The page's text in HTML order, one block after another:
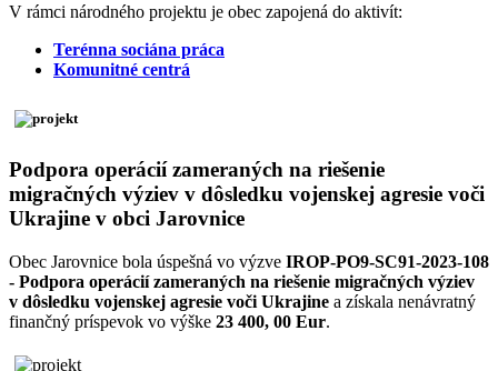
V rámci národného projektu je obec zapojená do aktivít:
Terénna sociána práca
Komunitné centrá
Podpora operácií zameraných na riešenie
migračných výziev v dôsledku vojenskej agresie voči
Ukrajine v obci Jarovnice
Obec Jarovnice bola úspešná vo výzve IROP-PO9-SC91-2023-108
- Podpora operácií zameraných na riešenie migračných výziev
v dôsledku vojenskej agresie voči Ukrajine a získala nenávratný
finančný príspevok vo výške 23 400, 00 Eur.